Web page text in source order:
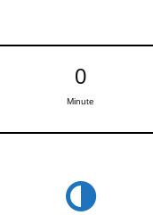
0
Minute